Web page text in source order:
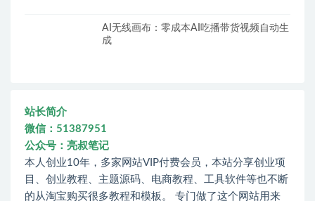
AI无线画布：零成本AI吃播带货视频自动生
成
站长简介
微信：51387951
公众号：亮叔笔记
本人创业10年，多家网站VIP付费会员，本站分享创业项
目、创业教程、主题源码、电商教程、工具软件等也不断
的从淘宝购买很多教程和模板。 专门做了这个网站用来